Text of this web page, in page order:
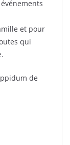
et pour
qui
de